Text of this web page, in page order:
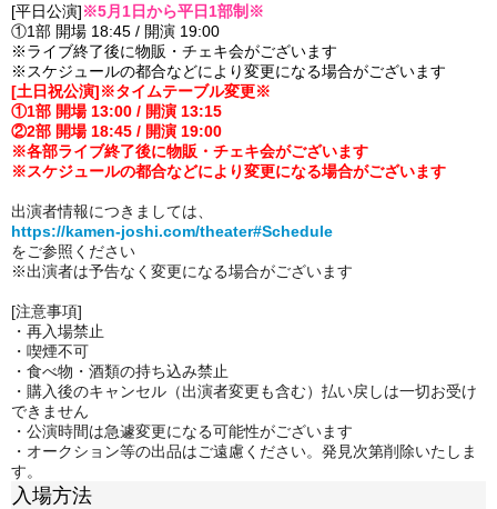
[平日公演]※5月1日から平日1部制※
①1部 開場 18:45 / 開演 19:00
※ライブ終了後に物販・チェキ会がございます
※スケジュールの都合などにより変更になる場合がございます
[土日祝公演]※タイムテーブル変更※
①1部 開場 13:00 / 開演 13:15
②2部 開場 18:45 / 開演 19:00
※各部ライブ終了後に物販・チェキ会がございます
※スケジュールの都合などにより変更になる場合がございます
出演者情報につきましては、
https://kamen-joshi.com/theater#Schedule
をご参照ください
※出演者は予告なく変更になる場合がございます
[注意事項]
・再入場禁止
・喫煙不可
・食べ物・酒類の持ち込み禁止
・購入後のキャンセル（出演者変更も含む）払い戻しは一切お受け
できません
・公演時間は急遽変更になる可能性がございます
・オークション等の出品はご遠慮ください。発見次第削除いたしま
す。
入場方法